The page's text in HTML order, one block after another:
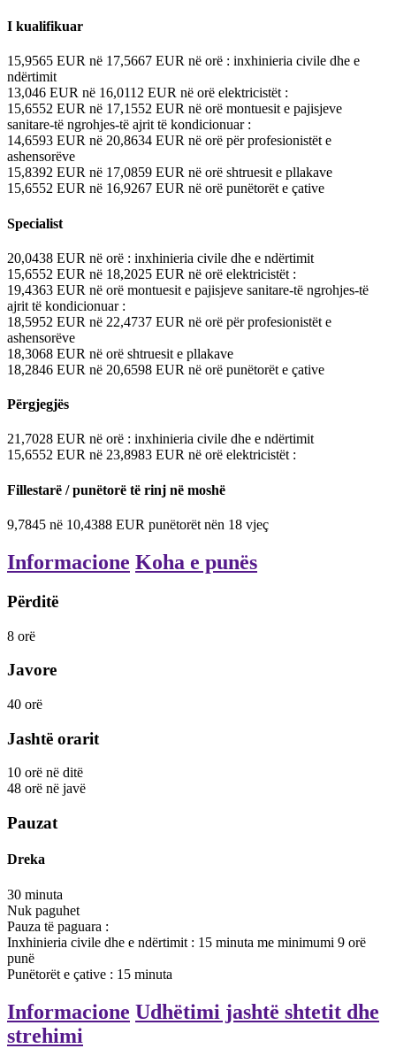
I kualifikuar
15,9565 EUR në 17,5667 EUR në orë : inxhinieria civile dhe e
ndërtimit
13,046 EUR në 16,0112 EUR në orë elektricistët :
15,6552 EUR në 17,1552 EUR në orë montuesit e pajisjeve
sanitare-të ngrohjes-të ajrit të kondicionuar :
14,6593 EUR në 20,8634 EUR në orë për profesionistët e
ashensorëve
15,8392 EUR në 17,0859 EUR në orë shtruesit e pllakave
15,6552 EUR në 16,9267 EUR në orë punëtorët e çative
Specialist
20,0438 EUR në orë : inxhinieria civile dhe e ndërtimit
15,6552 EUR në 18,2025 EUR në orë elektricistët :
19,4363 EUR në orë montuesit e pajisjeve sanitare-të ngrohjes-të
ajrit të kondicionuar :
18,5952 EUR në 22,4737 EUR në orë për profesionistët e
ashensorëve
18,3068 EUR në orë shtruesit e pllakave
18,2846 EUR në 20,6598 EUR në orë punëtorët e çative
Përgjegjës
21,7028 EUR në orë : inxhinieria civile dhe e ndërtimit
15,6552 EUR në 23,8983 EUR në orë elektricistët :
Fillestarë / punëtorë të rinj në moshë
9,7845 në 10,4388 EUR punëtorët nën 18 vjeç
Informacione Koha e punës
Përditë
8 orë
Javore
40 orë
Jashtë orarit
10 orë në ditë
48 orë në javë
Pauzat
Dreka
30 minuta
Nuk paguhet
Pauza të paguara :
Inxhinieria civile dhe e ndërtimit : 15 minuta me minimumi 9 orë
punë
Punëtorët e çative : 15 minuta
Informacione Udhëtimi jashtë shtetit dhe
strehimi